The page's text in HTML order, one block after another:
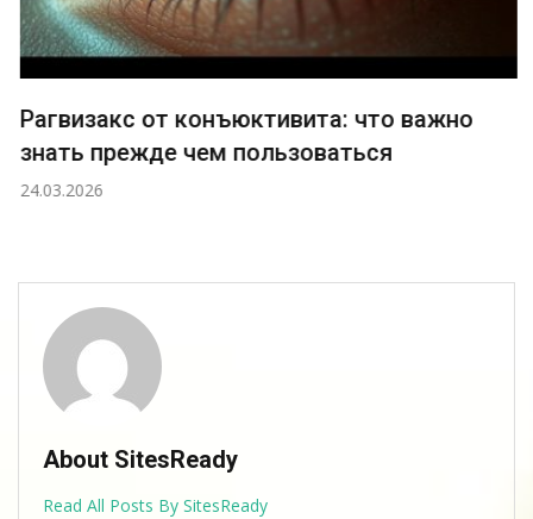
Рагвизакс от конъюктивита: что важно
знать прежде чем пользоваться
24.03.2026
About SitesReady
Read All Posts By SitesReady